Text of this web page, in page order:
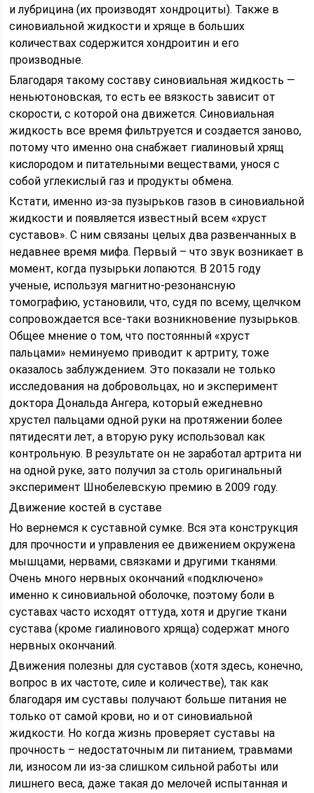
и лубрицина (их производят хондроциты). Также в
синовиальной жидкости и хряще в больших
количествах содержится хондроитин и его
производные.
Благодаря такому составу синовиальная жидкость —
неньютоновская, то есть ее вязкость зависит от
скорости, с которой она движется. Синовиальная
жидкость все время фильтруется и создается заново,
потому что именно она снабжает гиалиновый хрящ
кислородом и питательными веществами, унося с
собой углекислый газ и продукты обмена.
Кстати, именно из-за пузырьков газов в синовиальной
жидкости и появляется известный всем «хруст
суставов». С ним связаны целых два развенчанных в
недавнее время мифа. Первый – что звук возникает в
момент, когда пузырьки лопаются. В 2015 году
ученые, используя магнитно-резонансную
томографию, установили, что, судя по всему, щелчком
сопровождается все-таки возникновение пузырьков.
Общее мнение о том, что постоянный «хруст
пальцами» неминуемо приводит к артриту, тоже
оказалось заблуждением. Это показали не только
исследования на добровольцах, но и эксперимент
доктора Дональда Ангера, который ежедневно
хрустел пальцами одной руки на протяжении более
пятидесяти лет, а вторую руку использовал как
контрольную. В результате он не заработал артрита ни
на одной руке, зато получил за столь оригинальный
эксперимент Шнобелевскую премию в 2009 году.
Движение костей в суставе
Но вернемся к суставной сумке. Вся эта конструкция
для прочности и управления ее движением окружена
мышцами, нервами, связками и другими тканями.
Очень много нервных окончаний «подключено»
именно к синовиальной оболочке, поэтому боли в
суставах часто исходят оттуда, хотя и другие ткани
сустава (кроме гиалинового хряща) содержат много
нервных окончаний.
Движения полезны для суставов (хотя здесь, конечно,
вопрос в их частоте, силе и количестве), так как
благодаря им суставы получают больше питания не
только от самой крови, но и от синовиальной
жидкости. Но когда жизнь проверяет суставы на
прочность – недостаточным ли питанием, травмами
ли, износом ли из-за слишком сильной работы или
лишнего веса, даже такая до мелочей испытанная и